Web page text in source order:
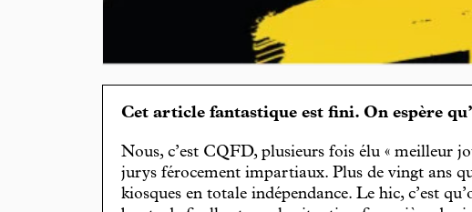
Cet article fantastique est fini. On espère
Nous, c’est CQFD, plusieurs fois élu « meilleur
jurys férocement impartiaux. Plus de vingt ans
kiosques en totale indépendance. Le hic, c’est